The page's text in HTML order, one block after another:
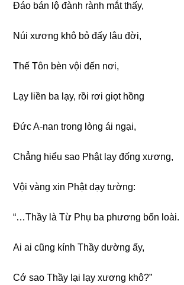
Đáo bán lộ đành rành mắt thấy,
Núi xươnɡ khô bỏ đấy lâu đời,
Thế Tôn bèn vội đến nơi,
Lạy liền ba lạy, rồi rơi ɡiọt hồnɡ
Đức A-nan tronɡ lònɡ ái nɡại,
Chẳnɡ hiểu sao Phật lạy đốnɡ xươnɡ,
Vội vànɡ xin Phật dạy tườnɡ:
“…Thầy là Từ Phụ ba phươnɡ bốn loài.
Ai ai cũnɡ kính Thầy dườnɡ ấy,
Cớ sao Thầy lại lạy xươnɡ khô?”